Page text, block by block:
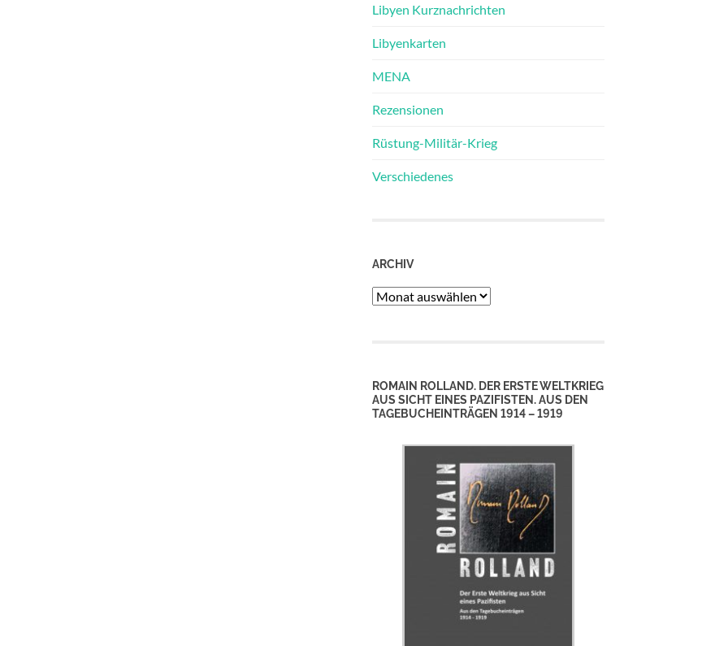
Libyen Kurznachrichten
Libyenkarten
MENA
Rezensionen
Rüstung-Militär-Krieg
Verschiedenes
ARCHIV
Archiv
ROMAIN ROLLAND. DER ERSTE WELTKRIEG
AUS SICHT EINES PAZIFISTEN. AUS DEN
TAGEBUCHEINTRÄGEN 1914 – 1919